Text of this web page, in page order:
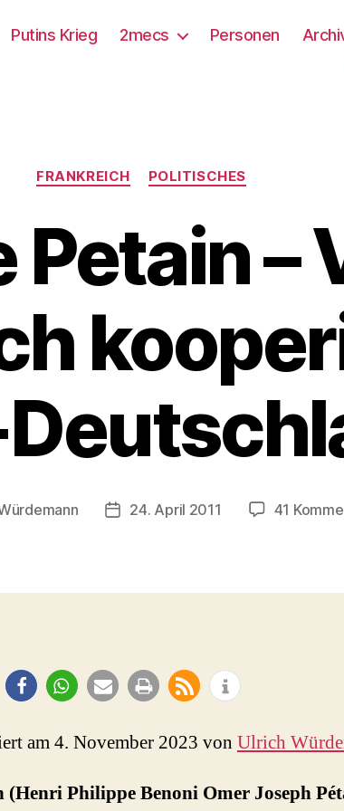
Putins Krieg 2mecs Personen
Kategorien
FRANKREICH POLITISCHES
Petain –
Beitragsdatum
24. April 2011 41
am 4. November 2023 von Ulrich
(Henri Philippe Benoni Omer Joseph